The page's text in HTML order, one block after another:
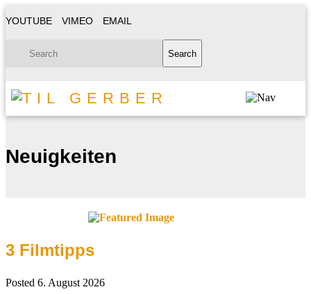
YOUTUBE VIMEO EMAIL
Neuigkeiten
3 Filmtipps
Posted 6. August 2026